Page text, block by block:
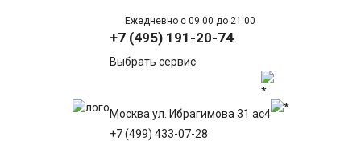
Ежедневно с 09:00 до 21:00
+7 (495) 191-20-74
Выбрать сервис
Москва ул. Ибрагимова 31 ас4
+7 (499) 433-07-28